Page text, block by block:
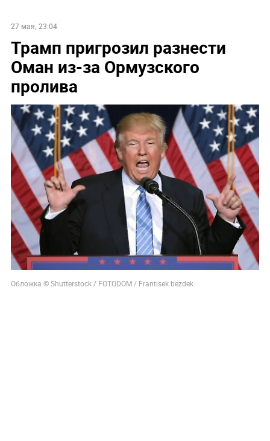
27 мая, 23:04
Трамп пригрозил разнести
Оман из-за Ормузского
пролива
Обложка © Shutterstock / FOTODOM / Frantisek bezdek